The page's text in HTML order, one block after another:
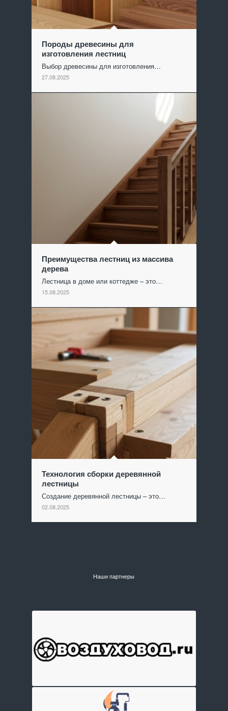
Породы древесины для
изготовления лестниц
Выбор древесины для изготовления…
27.08.2025
Преимущества лестниц из массива
дерева
Лестница в доме или коттедже – это…
15.08.2025
Технология сборки деревянной
лестницы
Создание деревянной лестницы – это…
02.08.2025
Наши партнеры